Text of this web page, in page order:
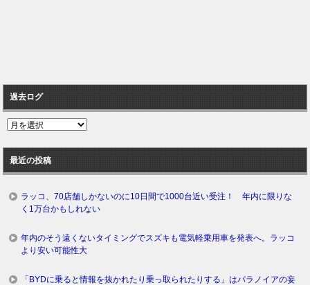
過去ログ
過
ロ
グ
最近の投稿
ラッコ、70店舗しかないのに10日間で1000台近い受注！ 年内に限りな
く1万台かもしれない
年内のそう遠くないタイミングでスズキも電気軽乗用車を発表へ。ラッコ
より安い可能性大
「BYDに乗ると情報を抜かれたり乗っ取られたりする」はパラノイアの妄